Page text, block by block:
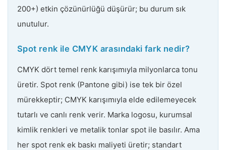
200+) etkin çözünürlüğü düşürür; bu durum sık
unutulur.
Spot renk ile CMYK arasındaki fark nedir?
CMYK dört temel renk karışımıyla milyonlarca tonu
üretir. Spot renk (Pantone gibi) ise tek bir özel
mürekkeptir; CMYK karışımıyla elde edilemeyecek
tutarlı ve canlı renk verir. Marka logosu, kurumsal
kimlik renkleri ve metalik tonlar spot ile basılır. Ama
her spot renk ek baskı maliyeti üretir; standart